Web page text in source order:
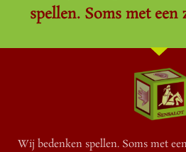
spellen. Soms met
Wij bedenken spellen. Soms met